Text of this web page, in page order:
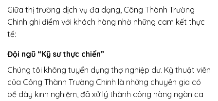
Giữa thị trường dịch vụ đa dạng, Công Thành Trường
Chinh ghi điểm với khách hàng nhờ những cam kết thực
tế:
Đội ngũ “Kỹ sư thực chiến”
Chúng tôi không tuyển dụng thợ nghiệp dư. Kỹ thuật viên
của Công Thành Trường Chinh là những chuyên gia có
bề dày kinh nghiệm, đã xử lý thành công hàng ngàn ca